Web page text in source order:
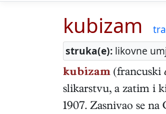
kubizam
struka(e): likovne
kubizam (francuski
slikarstvu, a zatim i
1907. Zasnivao se